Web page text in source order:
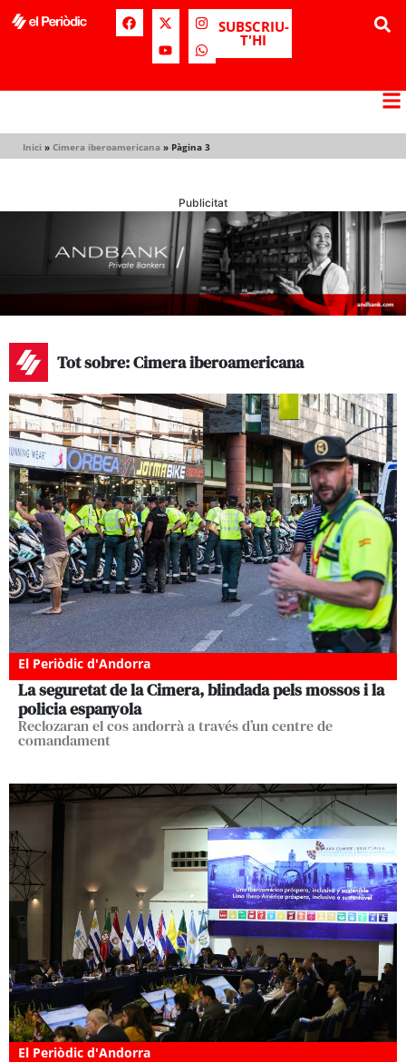
SUBSCRIU-
T'HI
Inici » Cimera iberoamericana » Pàgina 3
Publicitat
Tot sobre: Cimera iberoamericana
El Periòdic d'Andorra
La seguretat de la Cimera, blindada pels mossos i la
policia espanyola
Reclozaran el cos andorrà a través d’un centre de
comandament
El Periòdic d'Andorra